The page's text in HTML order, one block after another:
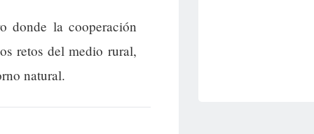
donde la cooperación
retos del medio rural,
natural.